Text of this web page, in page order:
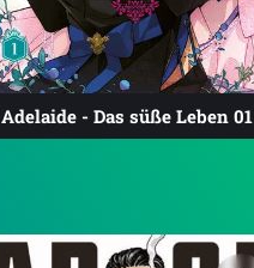
Adelaide - Das süße Leben 01